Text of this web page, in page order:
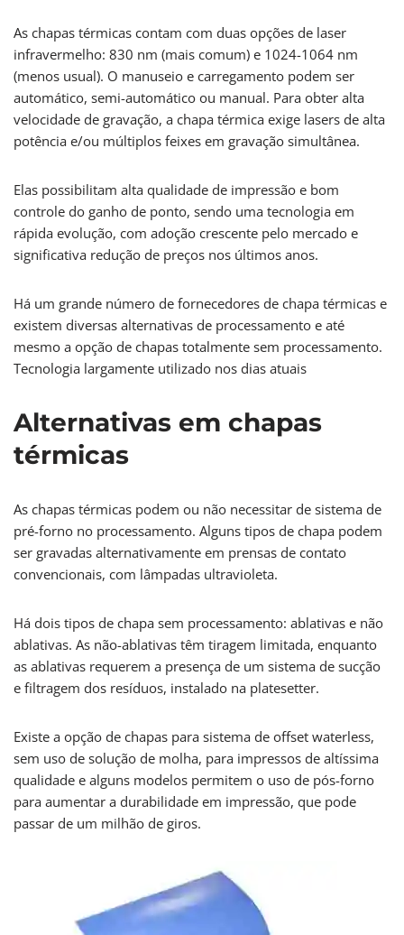
As chapas térmicas contam com duas opções de laser
infravermelho: 830 nm (mais comum) e 1024-1064 nm
(menos usual). O manuseio e carregamento podem ser
automático, semi-automático ou manual. Para obter alta
velocidade de gravação, a chapa térmica exige lasers de alta
potência e/ou múltiplos feixes em gravação simultânea.
Elas possibilitam alta qualidade de impressão e bom
controle do ganho de ponto, sendo uma tecnologia em
rápida evolução, com adoção crescente pelo mercado e
significativa redução de preços nos últimos anos.
Há um grande número de fornecedores de chapa térmicas e
existem diversas alternativas de processamento e até
mesmo a opção de chapas totalmente sem processamento.
Tecnologia largamente utilizado nos dias atuais
Alternativas em chapas
térmicas
As chapas térmicas podem ou não necessitar de sistema de
pré-forno no processamento. Alguns tipos de chapa podem
ser gravadas alternativamente em prensas de contato
convencionais, com lâmpadas ultravioleta.
Há dois tipos de chapa sem processamento: ablativas e não
ablativas. As não-ablativas têm tiragem limitada, enquanto
as ablativas requerem a presença de um sistema de sucção
e filtragem dos resíduos, instalado na platesetter.
Existe a opção de chapas para sistema de offset waterless,
sem uso de solução de molha, para impressos de altíssima
qualidade e alguns modelos permitem o uso de pós-forno
para aumentar a durabilidade em impressão, que pode
passar de um milhão de giros.